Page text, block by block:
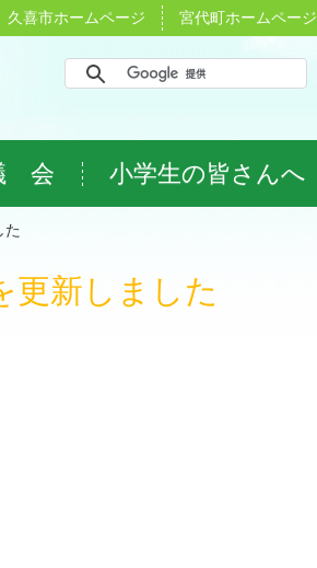
久喜市ホームページ 宮代町ホームページ
会 小学生の皆さんへ
た
更新しました